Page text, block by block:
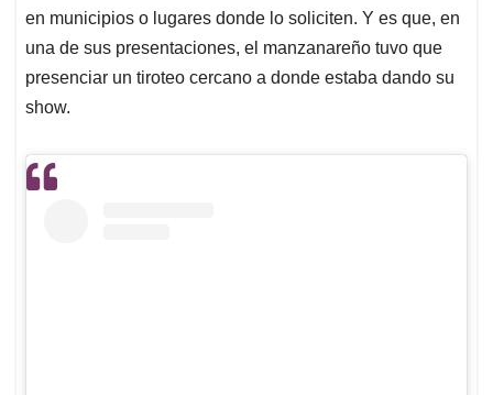
en municipios o lugares donde lo soliciten. Y es que, en
una de sus presentaciones, el manzanareño tuvo que
presenciar un tiroteo cercano a donde estaba dando su
show.